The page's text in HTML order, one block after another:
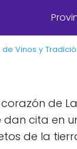
Vinos y
de
cita en
de la